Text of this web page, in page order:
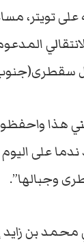
تويتر،
هذا واحفظوه
على
وجبالها”.
محمد بن